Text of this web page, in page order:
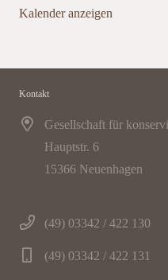
Kalender anzeigen
Kontakt
Gesellschaft für
Hauptstr. 6
15366 Neuenhagen
(49) 03342 / 422 130
(49) 03342 / 422 131